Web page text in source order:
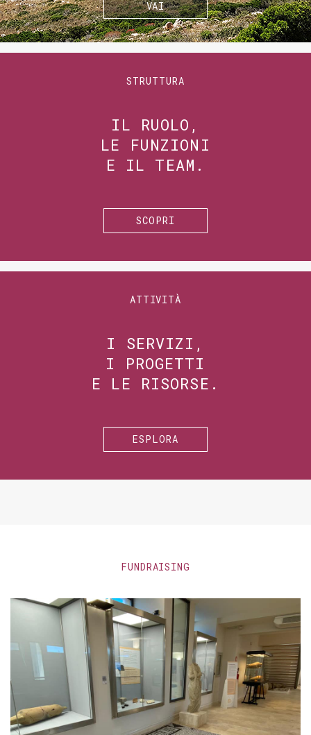
VAI
STRUTTURA
IL RUOLO,
LE FUNZIONI
E IL TEAM.
SCOPRI
ATTIVITÀ
I SERVIZI,
I PROGETTI
E LE RISORSE.
ESPLORA
FUNDRAISING